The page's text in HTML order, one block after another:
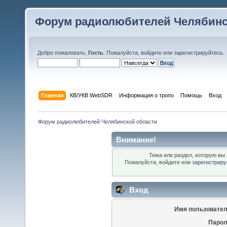
Форум радиолюбителей
Добро пожаловать, Гость . Пожалуйста, войдите или зарегистрируйтесь
Главная КВ/УКВ WebSDR Информация о тропо Помощь Вход
Форум радиолюбителей Челябинской области
Внимание!
Тема или раздел, которую вы
Пожалуйста, войдите или
Вход
Имя